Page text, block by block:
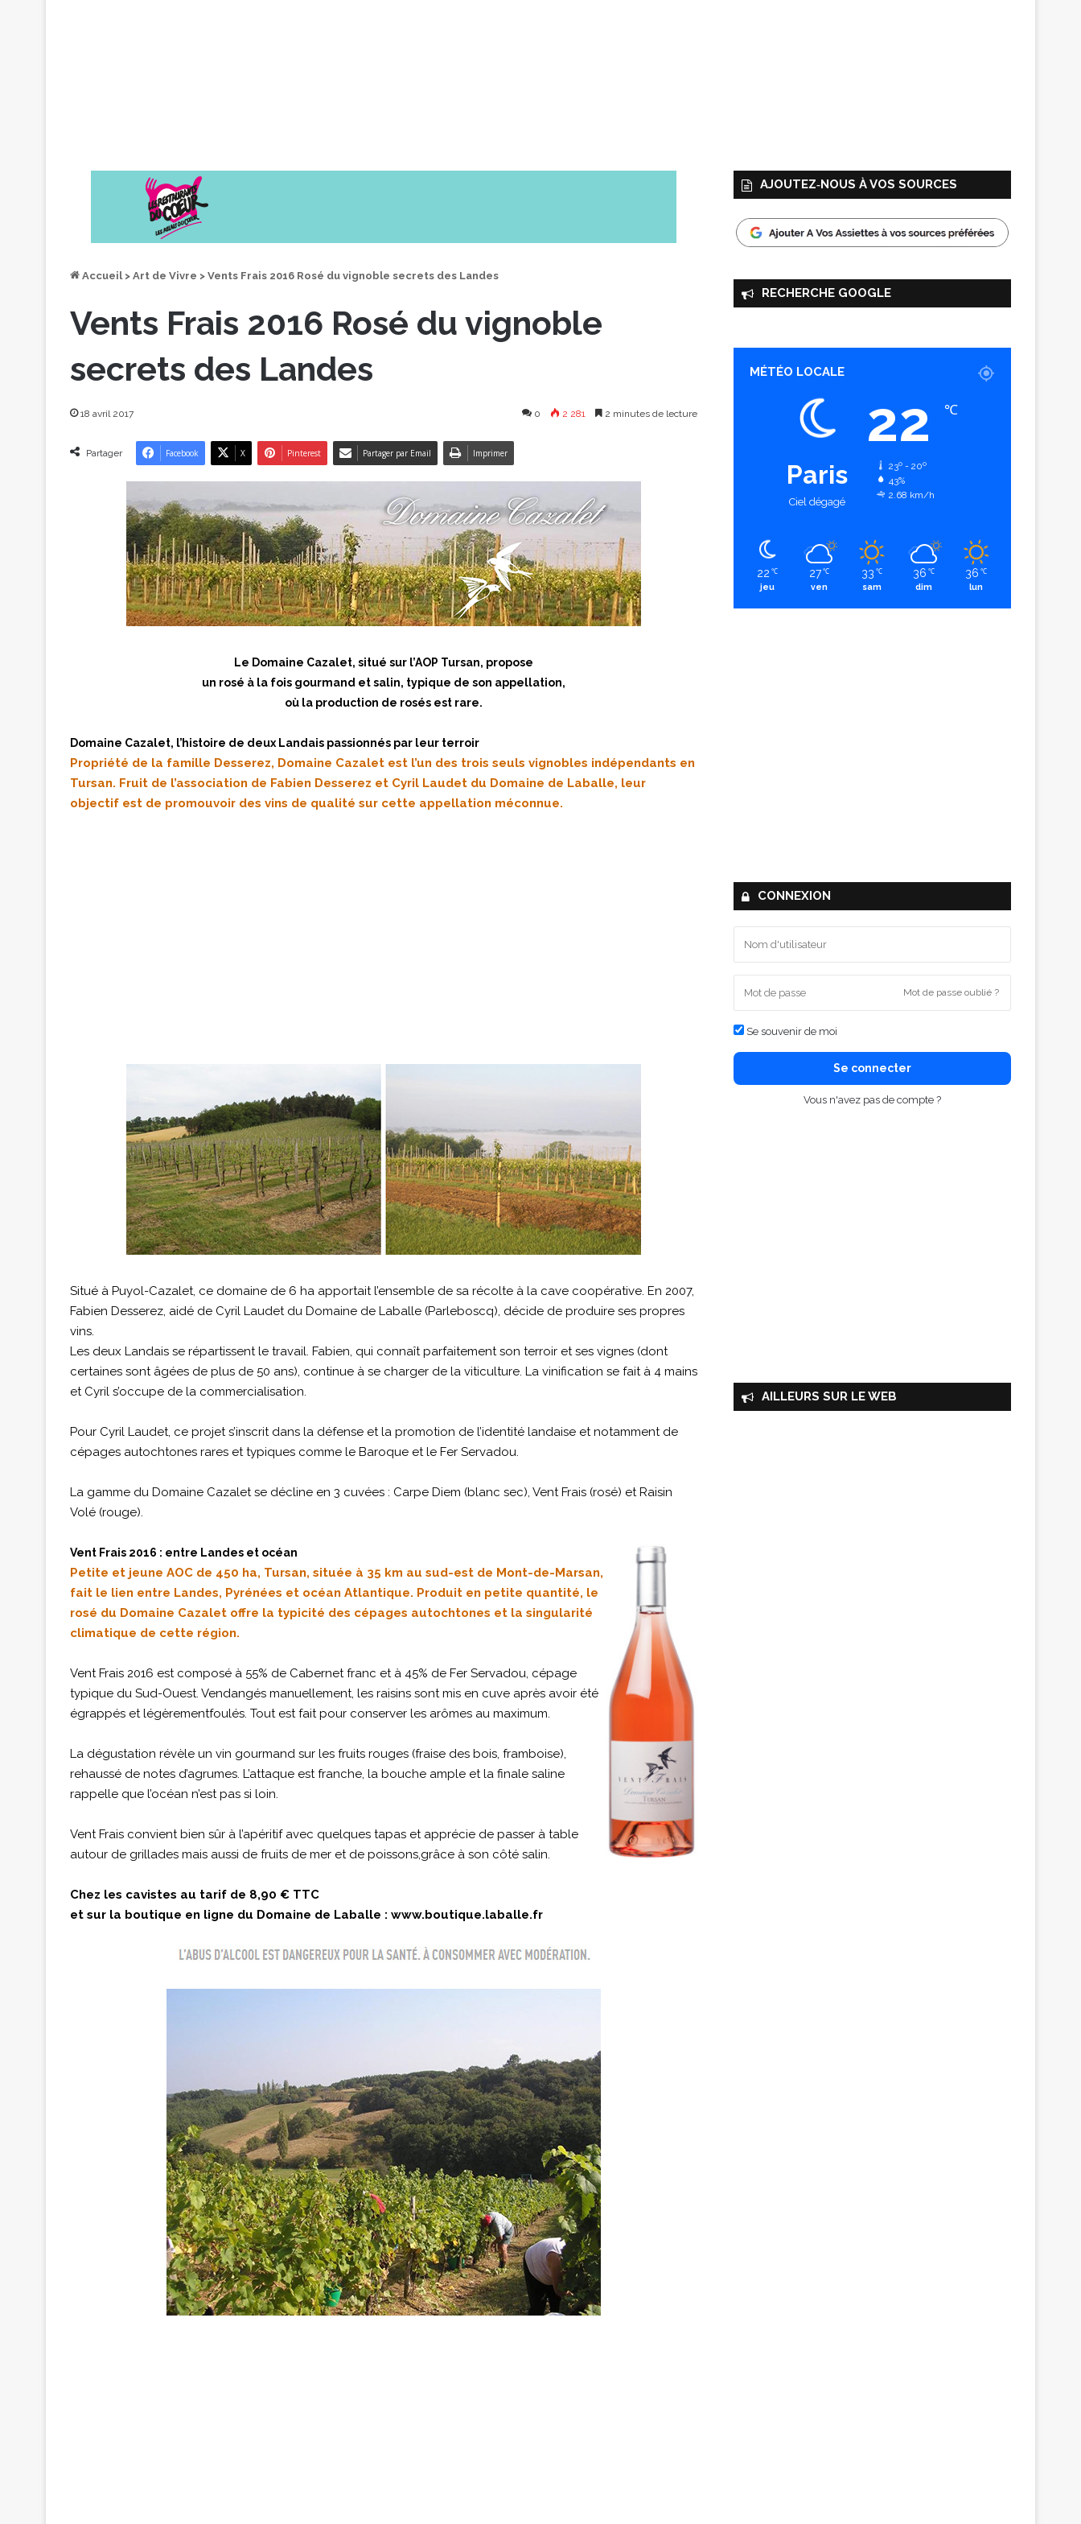
Accueil > Art de Vivre > Vents Frais 2016 Rosé du vignoble secrets des Landes
Vents Frais 2016 Rosé du vignoble
secrets des Landes
18 avril 2017 0 2 281 2 minutes de lecture
Partager Facebook X Pinterest Partager par Email Imprimer
Le Domaine Cazalet, situé sur l’AOP Tursan, propose
un rosé à la fois gourmand et salin, typique de son appellation,
où la production de rosés est rare.
Domaine Cazalet, l’histoire de deux Landais passionnés par leur terroir
Propriété de la famille Desserez, Domaine Cazalet est l’un des trois seuls vignobles indépendants en
Tursan. Fruit de l’association de Fabien Desserez et Cyril Laudet du Domaine de Laballe, leur
objectif est de promouvoir des vins de qualité sur cette appellation méconnue.
Situé à Puyol-Cazalet, ce domaine de 6 ha apportait l’ensemble de sa récolte à la cave coopérative. En 2007,
Fabien Desserez, aidé de Cyril Laudet du Domaine de Laballe (Parleboscq), décide de produire ses propres
vins.
Les deux Landais se répartissent le travail. Fabien, qui connaît parfaitement son terroir et ses vignes (dont
certaines sont âgées de plus de 50 ans), continue à se charger de la viticulture. La vinification se fait à 4 mains
et Cyril s’occupe de la commercialisation.
Pour Cyril Laudet, ce projet s’inscrit dans la défense et la promotion de l’identité landaise et notamment de
cépages autochtones rares et typiques comme le Baroque et le Fer Servadou.
La gamme du Domaine Cazalet se décline en 3 cuvées : Carpe Diem (blanc sec), Vent Frais (rosé) et Raisin
Volé (rouge).
Vent Frais 2016 : entre Landes et océan
Petite et jeune AOC de 450 ha, Tursan, située à 35 km au sud-est de Mont-de-Marsan,
fait le lien entre Landes, Pyrénées et océan Atlantique. Produit en petite quantité, le
rosé du Domaine Cazalet offre la typicité des cépages autochtones et la singularité
climatique de cette région.
Vent Frais 2016 est composé à 55% de Cabernet franc et à 45% de Fer Servadou, cépage
typique du Sud-Ouest. Vendangés manuellement, les raisins sont mis en cuve après avoir été
égrappés et légèrementfoulés. Tout est fait pour conserver les arômes au maximum.
La dégustation révèle un vin gourmand sur les fruits rouges (fraise des bois, framboise),
rehaussé de notes d’agrumes. L’attaque est franche, la bouche ample et la finale saline
rappelle que l’océan n’est pas si loin.
Vent Frais convient bien sûr à l’apéritif avec quelques tapas et apprécie de passer à table
autour de grillades mais aussi de fruits de mer et de poissons,grâce à son côté salin.
Chez les cavistes au tarif de 8,90 € TTC
et sur la boutique en ligne du Domaine de Laballe : www.boutique.laballe.fr
AJOUTEZ‑NOUS À VOS SOURCES
RECHERCHE GOOGLE
MÉTÉO LOCALE
Paris
Ciel dégagé
22 ℃
23º - 20º
43%
2.68 km/h
22 ℃
jeu
27 ℃
ven
33 ℃
sam
36 ℃
dim
36 ℃
lun
CONNEXION
Mot de passe oublié ?
Se souvenir de moi
Se connecter
Vous n'avez pas de compte ?
AILLEURS SUR LE WEB